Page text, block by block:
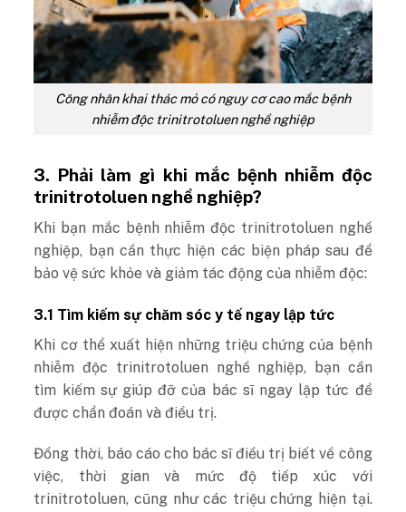
Công nhân khai thác mỏ có nguy cơ cao mắc bệnh
nhiễm độc trinitrotoluen nghề nghiệp
3. Phải làm gì khi mắc bệnh nhiễm độc
trinitrotoluen nghề nghiệp?
Khi bạn mắc bệnh nhiễm độc trinitrotoluen nghề
nghiệp, bạn cần thực hiện các biện pháp sau để
bảo vệ sức khỏe và giảm tác động của nhiễm độc:
3.1 Tìm kiếm sự chăm sóc y tế ngay lập tức
Khi cơ thể xuất hiện những triệu chứng của bệnh
nhiễm độc trinitrotoluen nghề nghiệp, bạn cần
tìm kiếm sự giúp đỡ của bác sĩ ngay lập tức để
được chẩn đoán và điều trị.
Đồng thời, báo cáo cho bác sĩ điều trị biết về công
việc, thời gian và mức độ tiếp xúc với
trinitrotoluen, cũng như các triệu chứng hiện tại.